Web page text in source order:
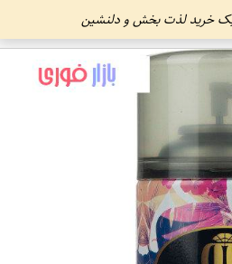
یک خرید لذت بخش و دلنشین